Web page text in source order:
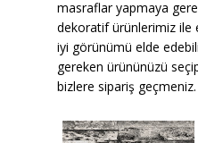
Karbon Köpük
Satışı
Tavan Boyası
Betopan Malzemesi Satışı
masraflar yapmaya
dekoratif ürünlerimiz ile
iyi görünümü elde
gereken ürününüzü
bizlere sipariş geçmeniz.